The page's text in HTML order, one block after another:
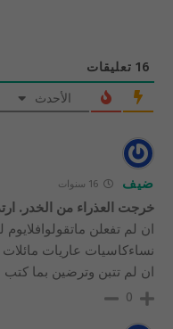
16 تعليقات
الأحدث
ضيف 16 سنوات
خرجت العذراء من الخدر.
ان لم تفعلن
نساءكاسيات عاريات مائلات
ان لم تتبن وترضين بما كتب
0